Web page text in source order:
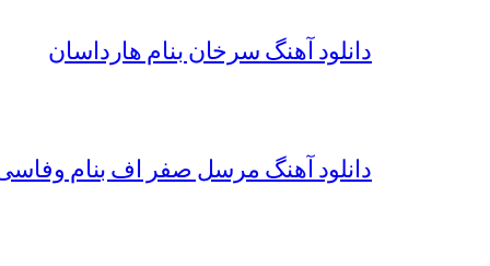
دانلود آهنگ سرخان بنام هارداسان
دانلود آهنگ مرسل صفر اف بنام